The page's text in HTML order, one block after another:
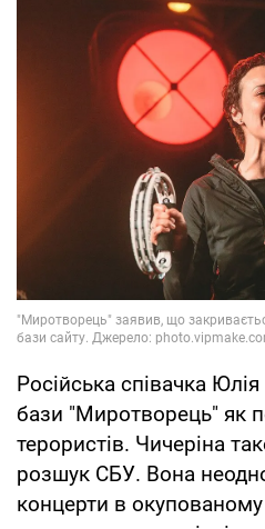
Російська співачка
бази "Миротворець" як
терористів. Чичеріна
розшук СБУ. Вона
концерти в